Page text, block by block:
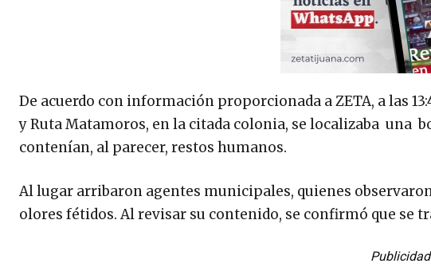
De acuerdo con información proporcionada a ZETA, a las
y Ruta Matamoros, en la citada colonia, se localizaba una
contenían, al parecer, restos humanos.
Al lugar arribaron agentes municipales, quienes
olores fétidos. Al revisar su contenido, se confirmó que se
Publicidad